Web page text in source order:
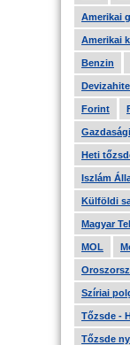
Amerikai
Amerikai
Benzin
Forint
Heti
Iszlám
Külföldi
Magyar
MOL
Szíriai
Tőzsde -
Tőzsde